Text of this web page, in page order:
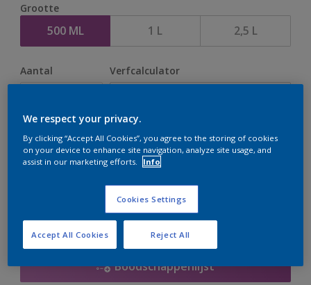
Grootte
500 ML 1 L 2,5 L
Aantal Verfcalculator
Op dit moment is het niet mogelijk dit product online
te bestellen. Houd de website in de gaten, we werken
Boodschappenlijst
We respect your privacy.
By clicking “Accept All Cookies”, you agree to the storing of cookies
on your device to enhance site navigation, analyze site usage, and
assist in our marketing efforts.
Info
Cookies Settings
Reject All
Accept All Cookies